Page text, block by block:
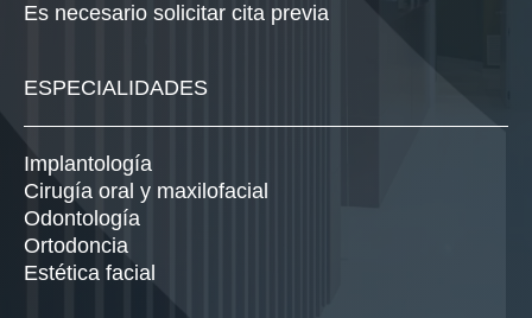
Es necesario solicitar cita previa
ESPECIALIDADES
Implantología
Cirugía oral y maxilofacial
Odontología
Ortodoncia
Estética facial